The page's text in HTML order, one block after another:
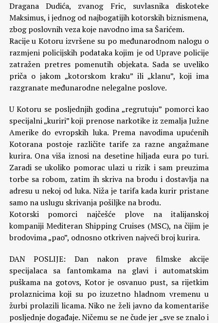
Dragana Dudića, zvanog Fric, suvlasnika diskoteke
Maksimus, i jednog od najbogatijih kotorskih biznismena,
zbog poslovnih veza koje navodno ima sa Šarićem.
Racije u Kotoru izvršene su po međunarodnom nalogu o
razmjeni policijskih podataka kojim je od Uprave policije
zatražen pretres pomenutih objekata. Sada se uveliko
priča o jakom „kotorskom kraku” ili „klanu”, koji ima
razgranate međunarodne nelegalne poslove.
U Kotoru se posljednjih godina „regrutuju” pomorci kao
specijalni „kuriri” koji prenose narkotike iz zemalja Južne
Amerike do evropskih luka. Prema navodima upućenih
Kotorana postoje različite tarife za razne angažmane
kurira. Ona viša iznosi na desetine hiljada eura po turi.
Zaradi se ukoliko pomorac ulazi u rizik i sam preuzima
torbe sa robom, zatim ih skriva na brodu i dostavlja na
adresu u nekoj od luka. Niža je tarifa kada kurir pristane
samo na uslugu skrivanja pošiljke na brodu.
Kotorski pomorci najčešće plove na italijanskoj
kompaniji Mediteran Shipping Cruises (MSC), na čijim je
brodovima „pao”, odnosno otkriven najveći broj kurira.
DAN POSLIJE: Dan nakon prave filmske akcije
specijalaca sa fantomkama na glavi i automatskim
puškama na gotovs, Kotor je osvanuo pust, sa rijetkim
prolaznicima koji su po izuzetno hladnom vremenu u
žurbi prolazili licama. Niko ne želi javno da komentariše
posljednje događaje. Ničemu se ne čude jer „sve se znalo i